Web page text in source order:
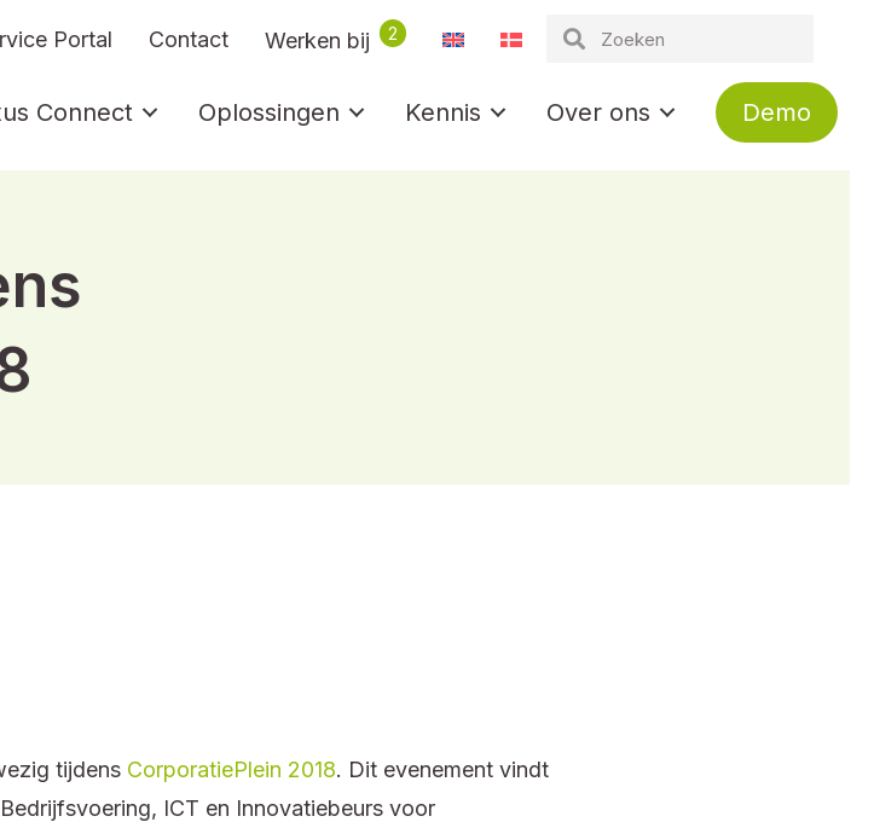
Portal Contact Werken bij 2
Connect Oplossingen Kennis Over ons Demo
tijdens CorporatiePlein 2018. Dit evenement vindt
ICT en Innovatiebeurs voor